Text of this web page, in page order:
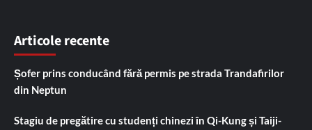
Articole recente
Șofer prins conducând fără permis pe strada Trandafirilor
din Neptun
Stagiu de pregătire cu studenți chinezi în Qi-Kung și Taiji-